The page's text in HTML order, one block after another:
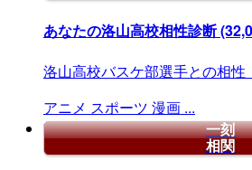
あなたの洛山高校相性診断
洛山高校バスケ部選手との相性
アニメ スポーツ 漫画 ...
一刻
相関